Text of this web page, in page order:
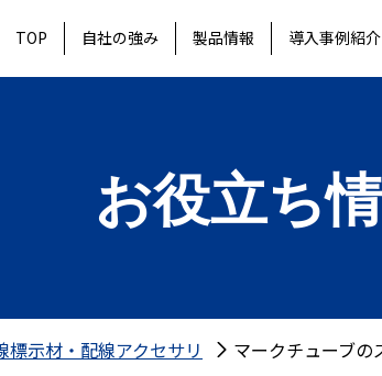
TOP 自社の強み 製品情報 導入事例紹介
お役立ち
標示材・配線アクセサリ マークチューブ